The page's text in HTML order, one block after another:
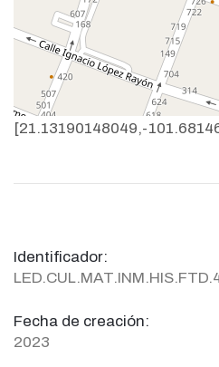
[21.13190148049,-
Identificador:
Fecha de creación:
2023